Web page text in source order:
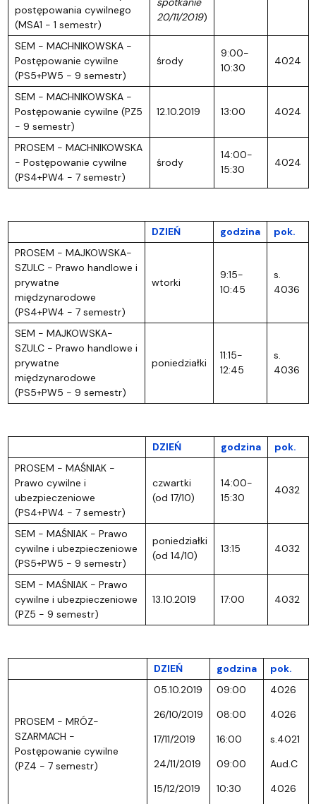
postępowania cywilnego
(MSA1 - 1 semestr)
20/11/2019)
SEM - MACHNIKOWSKA -
Postępowanie cywilne
(PS5+PW5 - 9 semestr)
środy
9:00-
10:30
4024
SEM - MACHNIKOWSKA -
Postępowanie cywilne (PZ5
- 9 semestr)
12.10.2019 13:00 4024
PROSEM - MACHNIKOWSKA
- Postępowanie cywilne
(PS4+PW4 - 7 semestr)
środy
14:00-
15:30
4024
DZIEŃ godzina
pok.
PROSEM - MAJKOWSKA-
SZULC - Prawo handlowe i
prywatne
międzynarodowe
(PS4+PW4 - 7 semestr)
wtorki
9:15-
10:45
s.
4036
SEM - MAJKOWSKA-
SZULC - Prawo handlowe i
prywatne
międzynarodowe
(PS5+PW5 - 9 semestr)
poniedziałki
11:15-
12:45
s.
4036
DZIEŃ godzina
pok.
PROSEM - MAŚNIAK -
Prawo cywilne i
ubezpieczeniowe
(PS4+PW4 - 7 semestr)
czwartki
(od 17/10)
14:00-
15:30
4032
SEM - MAŚNIAK - Prawo
cywilne i ubezpieczeniowe
(PS5+PW5 - 9 semestr)
poniedziałki
(od 14/10)
13:15 4032
SEM - MAŚNIAK - Prawo
cywilne i ubezpieczeniowe
(PZ5 - 9 semestr)
13.10.2019 17:00 4032
DZIEŃ godzina pok.
PROSEM - MRÓZ-
SZARMACH -
Postępowanie cywilne
(PZ4 - 7 semestr)
05.10.2019
26/10/2019
17/11/2019
24/11/2019
15/12/2019
09:00
08:00
16:00
09:00
10:30
4026
4026
s.4021
Aud.C
4026